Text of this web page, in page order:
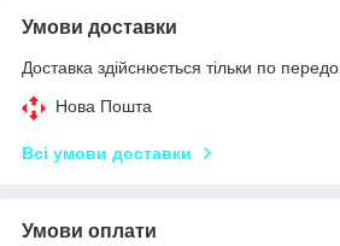
Умови доставки
Доставка здійснюється тільки по
Нова Пошта
Всі умови доставки
Умови оплати